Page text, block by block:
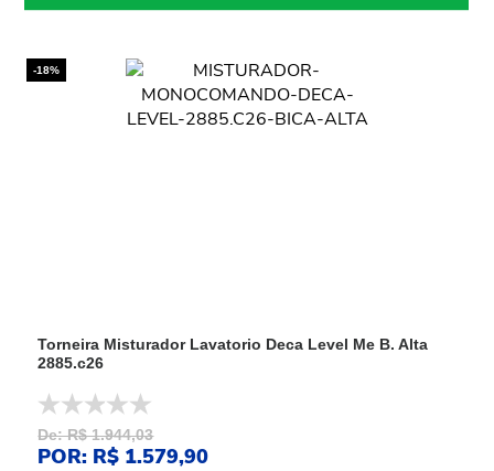
-18%
Torneira Misturador Lavatorio Deca Level Me B. Alta
2885.c26
De: R$ 1.944,03
POR: R$ 1.579,90